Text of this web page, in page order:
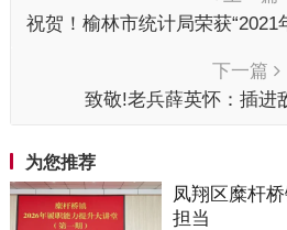
祝贺！榆林市统计局荣获
下一篇
致敬!老兵薛英怀：插进
为您推荐
凤翔区糜杆
担当